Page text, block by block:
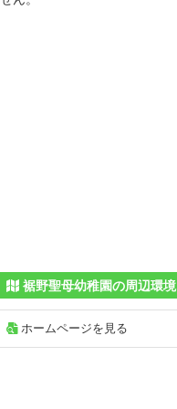
裾野聖母幼稚園の周辺環境
ホームページを見る